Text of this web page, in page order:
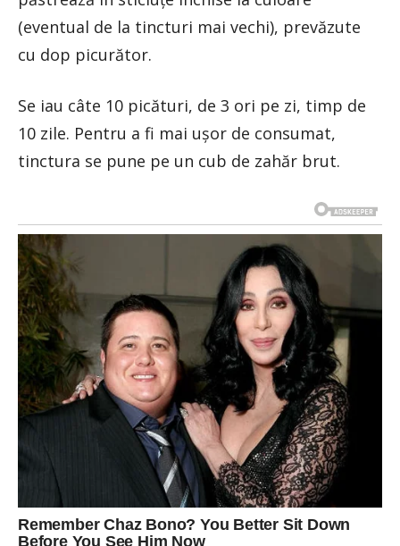
(eventual de la tincturi mai vechi), prevăzute
cu dop picurător.
Se iau câte 10 picături, de 3 ori pe zi, timp de
10 zile. Pentru a fi mai ușor de consumat,
tinctura se pune pe un cub de zahăr brut.